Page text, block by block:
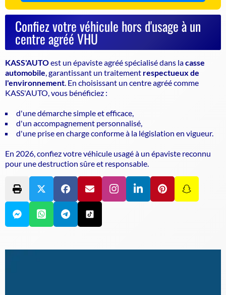
Confiez votre véhicule hors d'usage à un
centre agréé VHU
KASS'AUTOest un épaviste agrééspécialisé dans lacasse
automobile , garantissant un traitement respectueux de
l'environnement . En choisissant un centre agréé comme
KASS'AUTO, vous bénéficiez :
d'une démarche simple et efficace,
d'un accompagnement personnalisé,
d'une prise en charge conforme à la législation en vigueur.
En 2026, confiez votre véhicule usagé à un épaviste reconnu
pour une destruction sûre et responsable.